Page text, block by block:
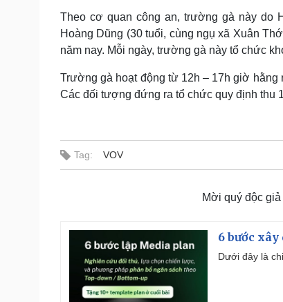
Theo cơ quan công an, trường gà này do
Hoàng Dũng (30 tuổi, cùng ngụ xã Xuân
năm nay. Mỗi ngày, trường gà này tổ chức
Trường gà hoạt động từ 12h – 17h giờ hằng
Các đối tượng đứng ra tổ chức quy định thu
Tag: VOV
Mời quý độc
6 bước
Dưới đây là